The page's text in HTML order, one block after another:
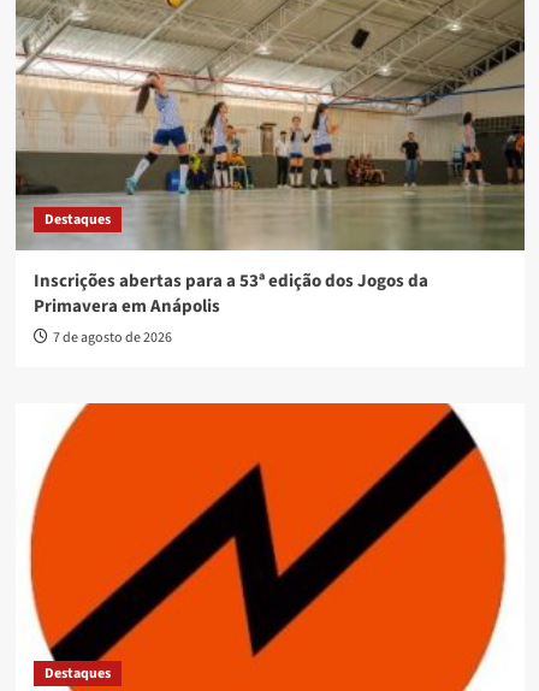
Destaques
Inscrições abertas para a 53ª edição dos Jogos da
Primavera em Anápolis
7 de agosto de 2026
Destaques